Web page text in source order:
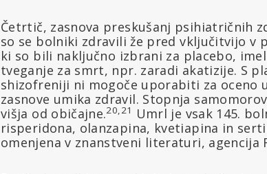
Četrtič, zasnova preskušanj psihiatričnih
so se bolniki zdravili že pred vključitvijo v
ki so bili naključno izbrani za placebo,
tveganje za smrt, npr. zaradi akatizije. S
shizofreniji ni mogoče uporabiti za oceno
zasnove umika zdravil. Stopnja
višja od običajne.20,21
Umrl je vsak 145.
risperidona, olanzapina, kvetiapina in
omenjena v znanstveni literaturi, agencija